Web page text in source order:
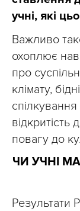
учні, які
Важливо
охоплює
про
клімату,
відкритість
повагу до
ЧИ УЧНІ
Результати